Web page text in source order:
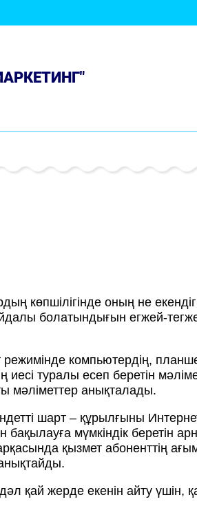
көпшілігінде оның не
болатындығын егжей-
компьютердің,
туралы есеп беретін
мәліметтер анықталады.
шарт – құрылғыны
мүмкіндік беретін
қызмет абоненттің
қай жерде екенін айту үшін,